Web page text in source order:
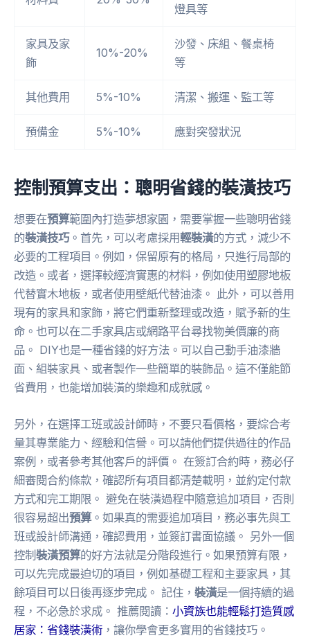
燈具等
家具及家
飾
10%-20%
沙發、床組、餐桌椅
等
其他費用 5%-10% 清潔、搬運、監工等
預備金 5%-10% 應對突發狀況
控制預算支出：聰明省錢的裝潢技巧
想要在預算範圍內打造夢想家園，需要掌握一些聰明省錢
的裝潢技巧。首先，可以考慮採用輕裝潢的方式，減少不
必要的工程項目。例如，保留原有的格局，只進行局部的
改造。或者，選擇較經濟實惠的材料，例如使用塑膠地板
代替實木地板，或者使用壁紙代替油漆。 此外，可以善用
現有的家具和家飾，將它們重新整理或改造，賦予新的生
命。也可以在二手家具店或網路平台尋找物美價廉的商
品。 DIY也是一種省錢的好方法。可以自己動手油漆牆
面、組裝家具、或者製作一些簡單的裝飾品。這不僅能節
省費用，也能增加裝潢的樂趣和成就感。
另外，在選擇工班或設計師時，不要只看價格，要綜合考
量其專業能力、經驗和信譽。可以請他們提供過往的作品
案例，或者參考其他客戶的評價。 在簽訂合約時，務必仔
細審閱合約條款，確認所有項目都清楚載明，並約定付款
方式和完工期限。 避免在裝潢過程中隨意追加項目，否則
很容易超出預算。如果真的需要追加項目，務必事先與工
班或設計師溝通，確認費用，並簽訂書面協議。 另外一個
控制裝潢預算的好方法就是分階段進行。如果預算有限，
可以先完成最迫切的項目，例如基礎工程和主要家具，其
餘項目可以日後再逐步完成。 記住， 裝潢是一個持續的過
程，不必急於求成。 推薦閱讀： 小資族也能輕鬆打造質感
居家：省錢裝潢術 ，讓你學會更多實用的省錢技巧。